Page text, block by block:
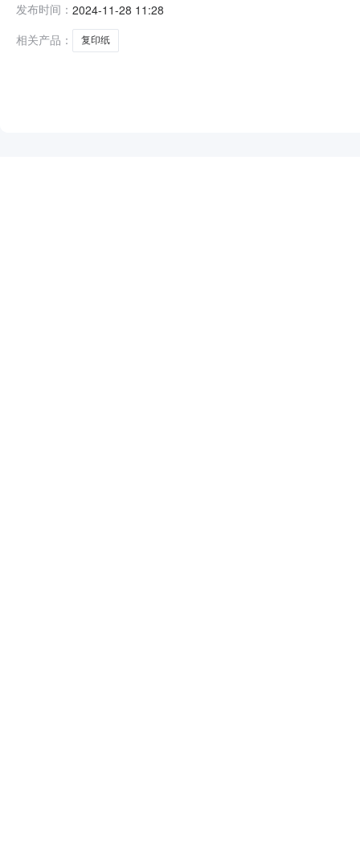
区承志电脑办公中心203800元七、采购小组成员：无八
发布时间： 2024-11-28 11:28
相关产品：
复印纸